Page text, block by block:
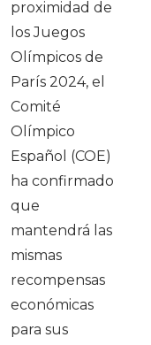
proximidad de
los Juegos
Olímpicos de
París 2024, el
Comité
Olímpico
Español (COE)
ha confirmado
que
mantendrá las
mismas
recompensas
económicas
para sus